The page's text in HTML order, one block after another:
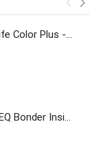
12.89 - Farmavita - Life Color Plus - 100ML
8C - Redken Shades EQ Bonder Inside - 60ML